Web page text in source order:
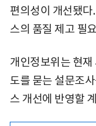
편의성이 개선됐다
스의 품질 제고 필
개인정보위는 현
도를 묻는 설문조
스 개선에 반영할